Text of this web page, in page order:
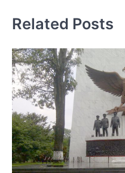
Related Posts